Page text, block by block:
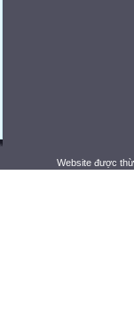
Website được